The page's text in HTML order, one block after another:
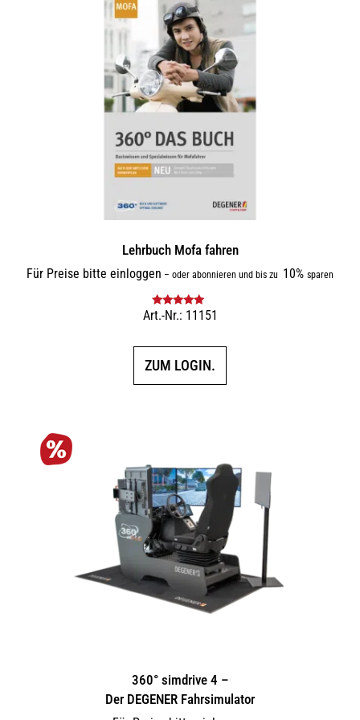
Lehrbuch Mofa fahren
Für Preise bitte einloggen – oder abonnieren und bis zu 10% sparen
Bewertet mit
Art.-Nr.: 11151
ZUM LOGIN.
360° simdrive 4 –
Der DEGENER Fahrsimulator